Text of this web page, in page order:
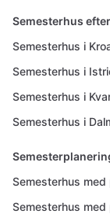
Semesterhus
Semesterhus i
Semesterhus i
Semesterhus i
Semesterhus i
Semesterhus med
Semesterhus med